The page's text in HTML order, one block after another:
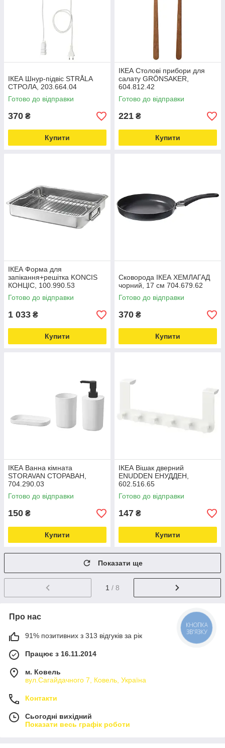
ІКЕА Шнур-підвіс STRÅLA
СТРОЛА, 203.664.04
Готово до відправки
370 ₴
Купити
ІКЕА Столові прибори для
салату GRÖNSAKER,
604.812.42
Готово до відправки
221 ₴
Купити
ІКЕА Форма для
запікання+решітка KONCIS
КОНЦІС, 100.990.53
Готово до відправки
1 033 ₴
Купити
Сковорода ІКЕА ХЕМЛАГАД
чорний, 17 см 704.679.62
Готово до відправки
370 ₴
Купити
ІКЕА Ванна кімната
STORAVAN СТОРАВАН,
704.290.03
Готово до відправки
150 ₴
Купити
ІКЕА Вішак дверний
ENUDDEN ЕНУДДЕН,
602.516.65
Готово до відправки
147 ₴
Купити
Показати ще
1 / 8
Про нас
91% позитивних з 313 відгуків за рік
Працює з 16.11.2014
м. Ковель
вул.Сагайдачного 7, Ковель, Україна
Контакти
Сьогодні вихідний
Показати весь графік роботи
КНОПКА
ЗВ'ЯЗКУ